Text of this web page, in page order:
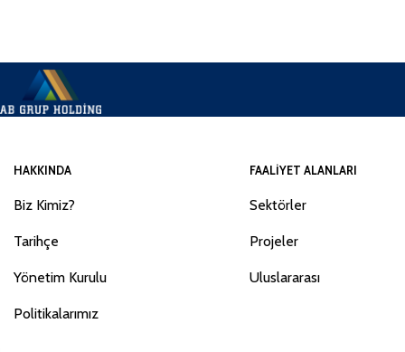
HAKKINDA
Biz Kimiz?
Tarihçe
Yönetim Kurulu
Politikalarımız
FAALIYET ALANLARI
Sektörler
Projeler
Uluslararası